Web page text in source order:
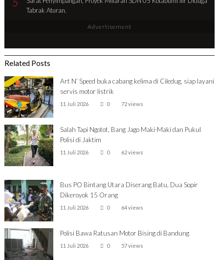
Tabrak Aturan.
Advertisement
Related Posts
Art N’ Speed buka cabang kelima di Ciledug, siap layani
servis motor listrik
11 Juli 2026 0 72 views
Salah Tapi Ngotot, Bang Jago Maki-Maki dan Pukul
Polisi di Jaktim
11 Juli 2026 0 62 views
Bus PO Bintang Utara Diserang Batu, Dua Sopir
Dikeroyok 15 Orang
11 Juli 2026 0 64 views
Polisi Bawa Ratusan Motor Bising di Bandung
11 Juli 2026 0 57 views